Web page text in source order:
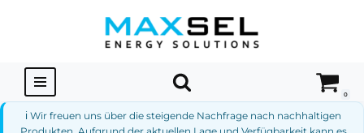
springen
0
ℹ️ Wir freuen uns über die steigende Nachfrage nach nachhaltigen